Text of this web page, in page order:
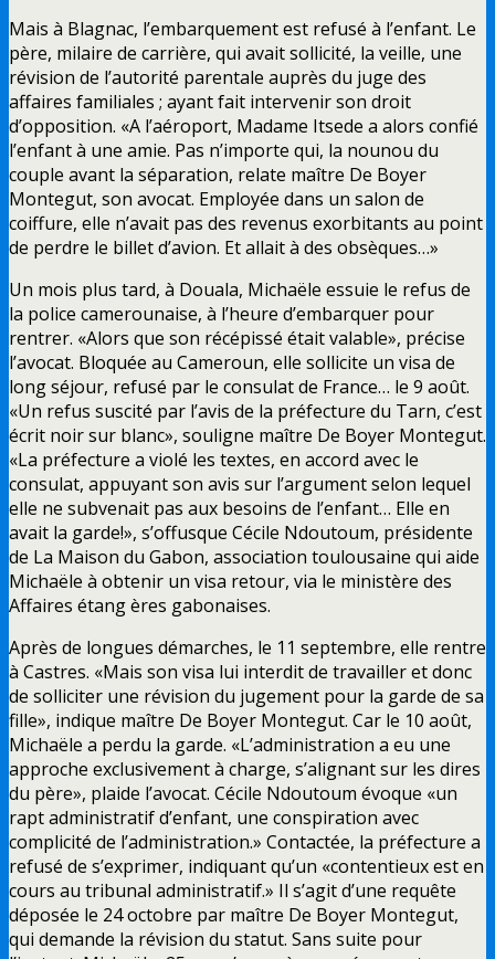
Mais à Blagnac, l’embarquement est refusé à l’enfant. Le
père, milaire de carrière, qui avait sollicité, la veille, une
révision de l’autorité parentale auprès du juge des
affaires familiales ; ayant fait intervenir son droit
d’opposition. «A l’aéroport, Madame Itsede a alors confié
l’enfant à une amie. Pas n’importe qui, la nounou du
couple avant la séparation, relate maître De Boyer
Montegut, son avocat. Employée dans un salon de
coiffure, elle n’avait pas des revenus exorbitants au point
de perdre le billet d’avion. Et allait à des obsèques…»
Un mois plus tard, à Douala, Michaële essuie le refus de
la police camerounaise, à l’heure d’embarquer pour
rentrer. «Alors que son récépissé était valable», précise
l’avocat. Bloquée au Cameroun, elle sollicite un visa de
long séjour, refusé par le consulat de France… le 9 août.
«Un refus suscité par l’avis de la préfecture du Tarn, c’est
écrit noir sur blanc», souligne maître De Boyer Montegut.
«La préfecture a violé les textes, en accord avec le
consulat, appuyant son avis sur l’argument selon lequel
elle ne subvenait pas aux besoins de l’enfant… Elle en
avait la garde!», s’offusque Cécile Ndoutoum, présidente
de La Maison du Gabon, association toulousaine qui aide
Michaële à obtenir un visa retour, via le ministère des
Affaires étang ères gabonaises.
Après de longues démarches, le 11 septembre, elle rentre
à Castres. «Mais son visa lui interdit de travailler et donc
de solliciter une révision du jugement pour la garde de sa
fille», indique maître De Boyer Montegut. Car le 10 août,
Michaële a perdu la garde. «L’administration a eu une
approche exclusivement à charge, s’alignant sur les dires
du père», plaide l’avocat. Cécile Ndoutoum évoque «un
rapt administratif d’enfant, une conspiration avec
complicité de l’administration.» Contactée, la préfecture a
refusé de s’exprimer, indiquant qu’un «contentieux est en
cours au tribunal administratif.» Il s’agit d’une requête
déposée le 24 octobre par maître De Boyer Montegut,
qui demande la révision du statut. Sans suite pour